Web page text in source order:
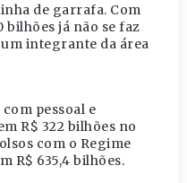
de garrafa. Com
bilhões já não se faz
integrante da área
pessoal e
R$ 322 bilhões no
com o Regime
R$ 635,4 bilhões.